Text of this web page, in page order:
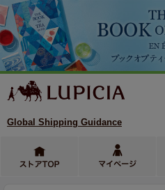
Global Shipping Guidance